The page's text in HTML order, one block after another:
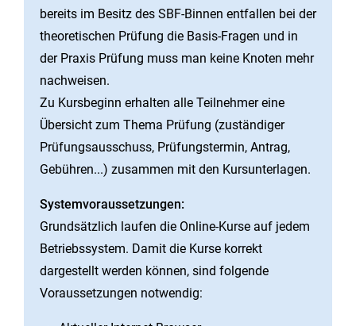
bereits im Besitz des SBF-Binnen entfallen bei der
theoretischen Prüfung die Basis-Fragen und in
der Praxis Prüfung muss man keine Knoten mehr
nachweisen.
Zu Kursbeginn erhalten alle Teilnehmer eine
Übersicht zum Thema Prüfung (zuständiger
Prüfungsausschuss, Prüfungstermin, Antrag,
Gebühren...) zusammen mit den Kursunterlagen.
Systemvoraussetzungen:
Grundsätzlich laufen die Online-Kurse auf jedem
Betriebssystem. Damit die Kurse korrekt
dargestellt werden können, sind folgende
Voraussetzungen notwendig: